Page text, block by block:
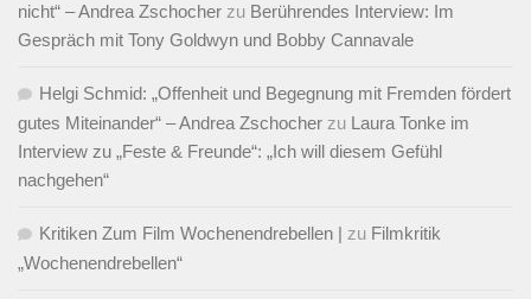
nicht“ – Andrea Zschocher zu Berührendes Interview: Im
Gespräch mit Tony Goldwyn und Bobby Cannavale
Helgi Schmid: „Offenheit und Begegnung mit Fremden fördert
gutes Miteinander“ – Andrea Zschocher zu Laura Tonke im
Interview zu „Feste & Freunde“: „Ich will diesem Gefühl
nachgehen“
Kritiken Zum Film Wochenendrebellen | zu Filmkritik
„Wochenendrebellen“